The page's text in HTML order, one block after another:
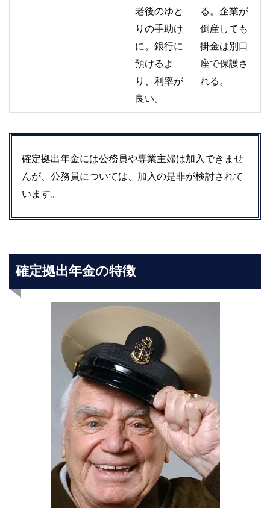
老後のゆと
りの手助け
に。銀行に
預けるよ
り、利率が
良い。
る。企業が
倒産しても
掛金は別口
座で保護さ
れる。
確定拠出年金には公務員や専業主婦は加入できませ
んが、公務員については、加入の是非が検討されて
います。
確定拠出年金の特徴